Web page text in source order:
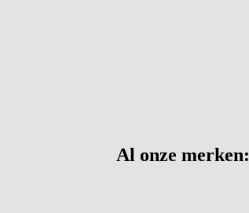
Al onze merken: